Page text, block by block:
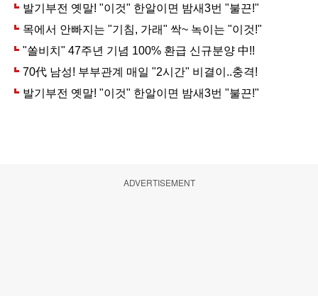
ADVERTISEMENT